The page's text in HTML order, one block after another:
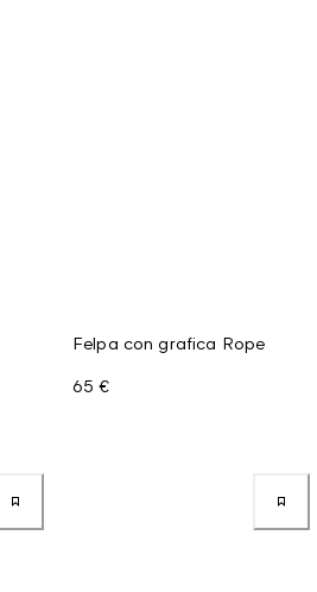
Felpa con grafica Rope
65 €